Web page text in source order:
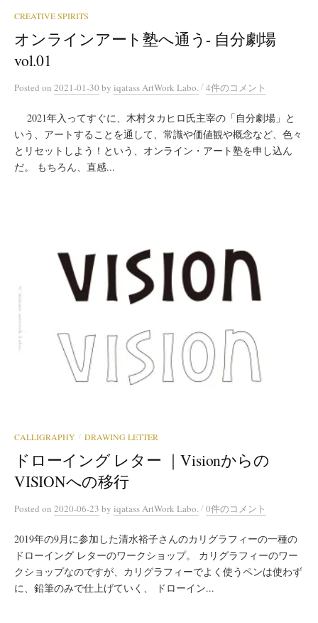
CREATIVE SPIRITS
オンラインアート塾へ通う- 自分劇場
vol.01
Posted on 2021-01-30 by iqatass ArtWork Labo. /4件のコメント
2021年入ってすぐに、木村タカヒロ氏主宰の「自分劇場」と
いう、アートすることを通して、常識や価値観や概念など、色々
とリセットしよう！という、オンライン・アート塾を申し込ん
だ。 もちろん、直感...
CALLIGRAPHY / DRAWING LETTER
ドローイング レター ｜Visionからの
VISIONへの移行
Posted on 2020-06-23 by iqatass ArtWork Labo. /0件のコメント
2019年の9月に参加した清水裕子さんのカリグラフィーの一種の
ドローイング レターのワークショップ。 カリグラフィーのワー
クショップなのですが、カリグラフィーでよく使うペンは使わず
に、鉛筆のみで仕上げていく、 ドローイン...